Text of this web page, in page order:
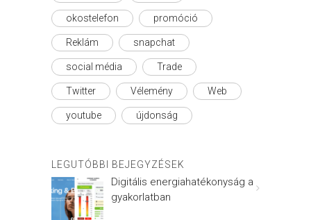
okostelefon promóció
Reklám snapchat
social média Trade
Twitter Vélemény Web
youtube újdonság
LEGUTÓBBI BEJEGYZÉSEK
Digitális energiahatékonyság a
gyakorlatban